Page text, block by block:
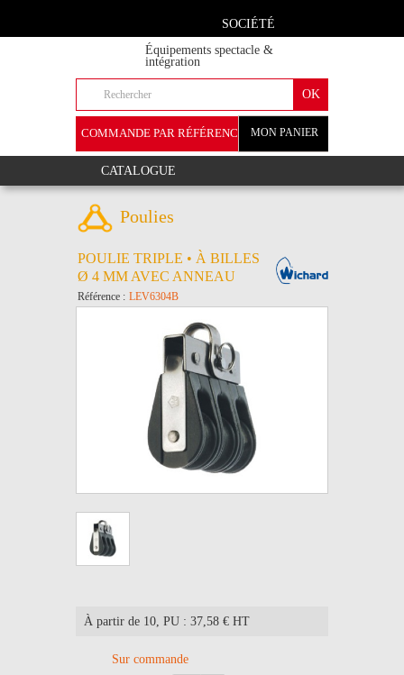
SOCIÉTÉ
Équipements spectacle &
intégration
MON PANIER
COMMANDE PAR RÉFÉRENCE
CATALOGUE
Poulies
POULIE TRIPLE • À BILLES
Ø 4 MM AVEC ANNEAU
Référence : LEV6304B
À partir de 10, PU : 37,58 € HT
Sur commande